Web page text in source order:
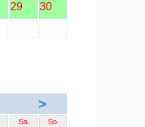
29
30
>
Sa. So.